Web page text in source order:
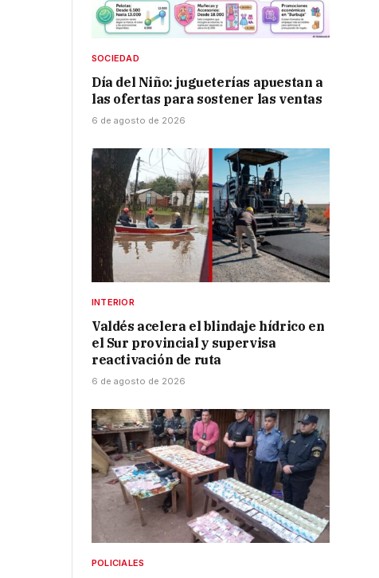
SOCIEDAD
Día del Niño: jugueterías apuestan a
las ofertas para sostener las ventas
6 de agosto de 2026
INTERIOR
Valdés acelera el blindaje hídrico en
el Sur provincial y supervisa
reactivación de ruta
6 de agosto de 2026
POLICIALES